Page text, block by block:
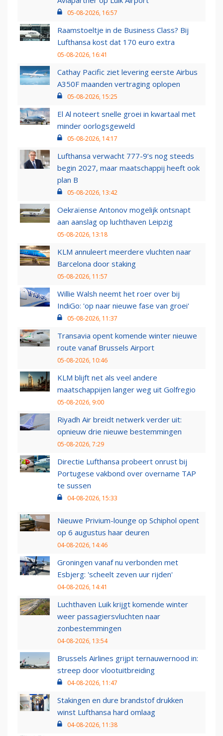
05-08-2026, 16:57
Raamstoeltje in de Business Class? Bij
Lufthansa kost dat 170 euro extra
05-08-2026, 16:41
Cathay Pacific ziet levering eerste Airbus
A350F maanden vertraging oplopen
05-08-2026, 15:25
El Al noteert snelle groei in kwartaal met
minder oorlogsgeweld
05-08-2026, 14:17
Lufthansa verwacht 777-9’s nog steeds
begin 2027, maar maatschappij heeft ook
plan B
05-08-2026, 13:42
Oekraïense Antonov mogelijk ontsnapt
aan aanslag op luchthaven Leipzig
05-08-2026, 13:18
KLM annuleert meerdere vluchten naar
Barcelona door staking
05-08-2026, 11:57
Willie Walsh neemt het roer over bij
IndiGo: 'op naar nieuwe fase van groei'
05-08-2026, 11:37
Transavia opent komende winter nieuwe
route vanaf Brussels Airport
05-08-2026, 10:46
KLM blijft net als veel andere
maatschappijen langer weg uit Golfregio
05-08-2026, 9:00
Riyadh Air breidt netwerk verder uit:
opnieuw drie nieuwe bestemmingen
05-08-2026, 7:29
Directie Lufthansa probeert onrust bij
Portugese vakbond over overname TAP
te sussen
04-08-2026, 15:33
Nieuwe Privium-lounge op Schiphol opent
op 6 augustus haar deuren
04-08-2026, 14:46
Groningen vanaf nu verbonden met
Esbjerg: 'scheelt zeven uur rijden'
04-08-2026, 14:41
Luchthaven Luik krijgt komende winter
weer passagiersvluchten naar
zonbestemmingen
04-08-2026, 13:54
Brussels Airlines grijpt ternauwernood in:
streep door vlootuitbreiding
04-08-2026, 11:47
Stakingen en dure brandstof drukken
winst Lufthansa hard omlaag
04-08-2026, 11:38